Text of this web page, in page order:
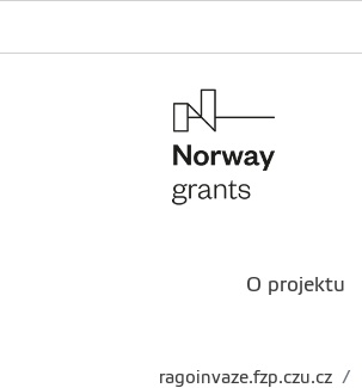
O projektu
ragoinvaze.fzp.czu.cz